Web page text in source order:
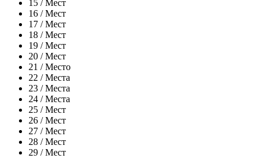
15 / Мест
16 / Мест
17 / Мест
18 / Мест
19 / Мест
20 / Мест
21 / Место
22 / Места
23 / Места
24 / Места
25 / Мест
26 / Мест
27 / Мест
28 / Мест
29 / Мест